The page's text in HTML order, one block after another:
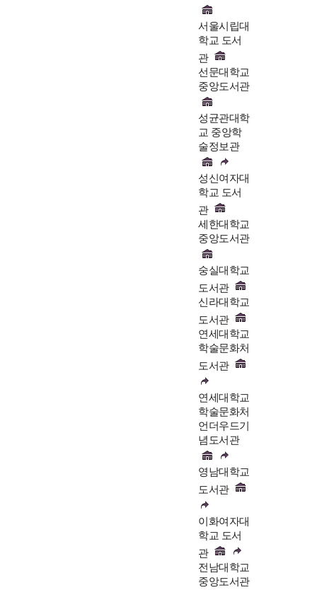
서울시립대
학교 도서
관
선문대학교
중앙도서관
성균관대학
교 중앙학
술정보관
성신여자대
학교 도서
관
세한대학교
중앙도서관
숭실대학교
도서관
신라대학교
도서관
연세대학교
학술문화처
도서관
연세대학교
학술문화처
언더우드기
념도서관
영남대학교
도서관
이화여자대
학교 도서
관
전남대학교
중앙도서관